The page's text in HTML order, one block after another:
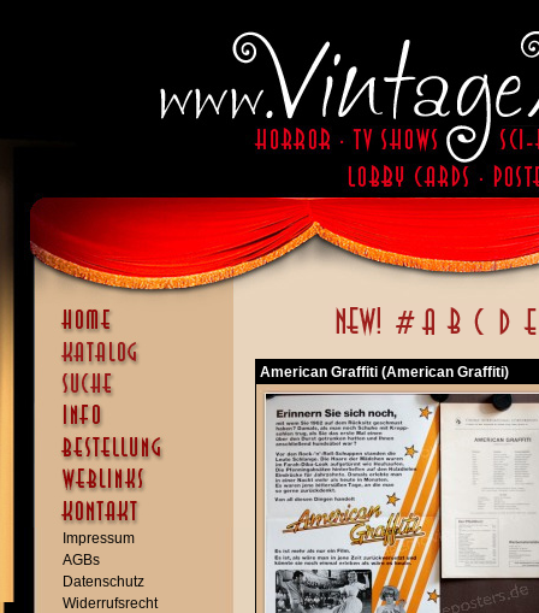
Impressum
AGBs
Datenschutz
Widerrufsrecht
American Graffiti (American Graffiti)